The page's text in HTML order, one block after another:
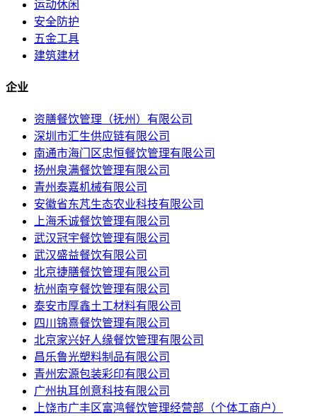
运动休闲
安全防护
五金工具
建筑建材
企业
资膳餐饮管理（抚州）有限公司
深圳市汇生供应链有限公司
南通市海门区忠恒餐饮管理有限公司
扬州泉满餐饮管理有限公司
青州泰嘉机械有限公司
安徽省东芃生态农业科技有限公司
上海禾诚餐饮管理有限公司
武汉冠宇餐饮管理有限公司
武汉盛益餐饮有限公司
北京捷膳餐饮管理有限公司
杭州南亨餐饮管理有限公司
泰安市厚鑫土工材料有限公司
四川锦熹餐饮管理有限公司
北京家兴好人缘餐饮管理有限公司
昌乐鲁光塑料制品有限公司
青州宏源包装彩印有限公司
广州执耳创意科技有限公司
上饶市广丰区富鸿餐饮管理经营部（个体工商户）